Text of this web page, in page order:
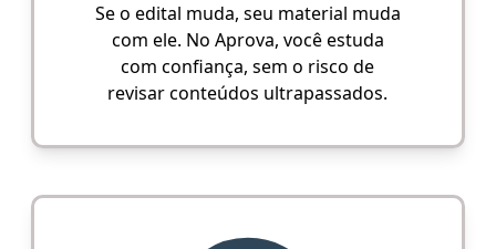
Se o edital muda, seu material muda
com ele. No Aprova, você estuda
com confiança, sem o risco de
revisar conteúdos ultrapassados.